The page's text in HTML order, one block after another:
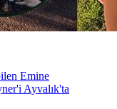
Emine
Ayvalık'ta